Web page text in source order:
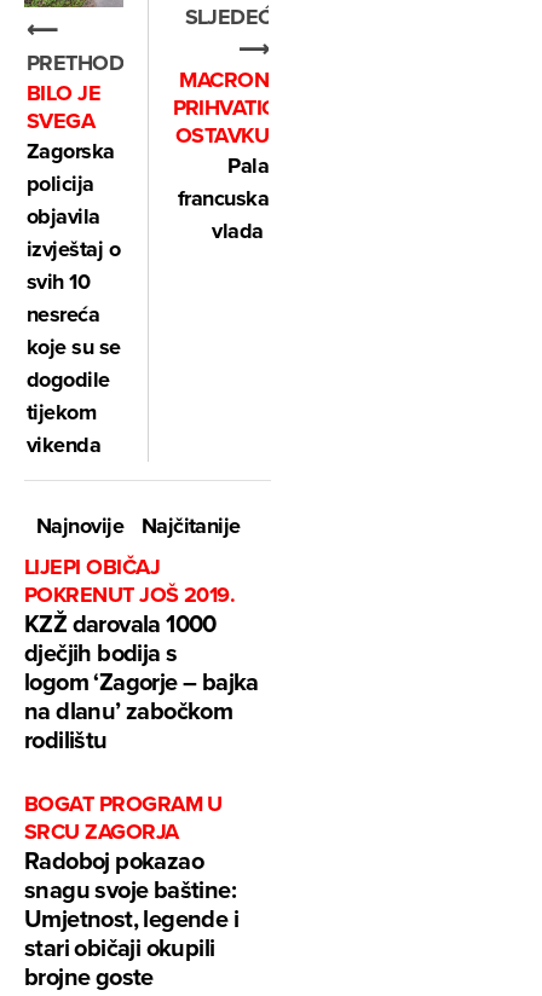
⟵
PRETHODNO
BILO JE
SVEGA
Zagorska
policija
objavila
izvještaj o
svih 10
nesreća
koje su se
dogodile
tijekom
vikenda
SLJEDEĆE
⟶
MACRON
PRIHVATIO
OSTAVKU
Pala
francuska
vlada
Najnovije
Najčitanije
LIJEPI OBIČAJ
POKRENUT JOŠ 2019.
KZŽ darovala 1000
dječjih bodija s
logom ‘Zagorje – bajka
na dlanu’ zabočkom
rodilištu
BOGAT PROGRAM U
SRCU ZAGORJA
Radoboj pokazao
snagu svoje baštine:
Umjetnost, legende i
stari običaji okupili
brojne goste